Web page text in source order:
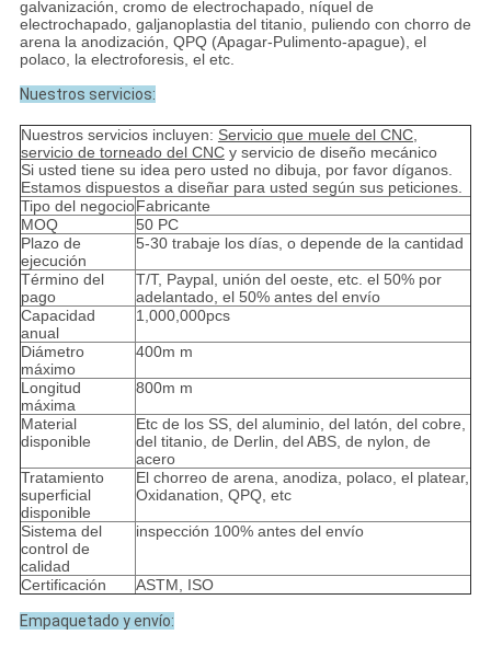
galvanización, cromo de electrochapado, níquel de
electrochapado, galjanoplastia del titanio, puliendo con chorro de
arena la anodización, QPQ (Apagar-Pulimento-apague), el
polaco, la electroforesis, el etc.
Nuestros servicios:
Nuestros servicios incluyen: Servicio que muele del CNC,
servicio de torneado del CNCy servicio de diseño mecánico
Si usted tiene su idea pero usted no dibuja, por favor díganos.
Estamos dispuestos a diseñar para usted según sus peticiones.
Tipo del negocioFabricante
MOQ
50 PC
Plazo de
ejecución
5-30 trabaje los días, o depende de la cantidad
Término del
pago
T/T, Paypal, unión del oeste, etc. el 50% por
adelantado, el 50% antes del envío
Capacidad
anual
1,000,000pcs
Diámetro
máximo
400m m
Longitud
máxima
800m m
Material
disponible
Etc de los SS, del aluminio, del latón, del cobre,
del titanio, de Derlin, del ABS, de nylon, de
acero
Tratamiento
superficial
disponible
El chorreo de arena, anodiza, polaco, el platear,
Oxidanation, QPQ, etc
Sistema del
control de
calidad
inspección 100% antes del envío
Certificación ASTM, ISO
Empaquetado y envío: